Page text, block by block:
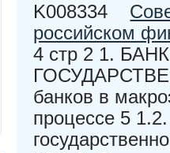
K008334
российском
4 стр 2 1.
банков в
процессе 5